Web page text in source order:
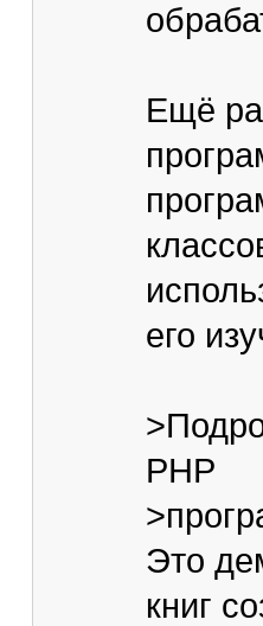
Ещё
его
PHP
Это
книг